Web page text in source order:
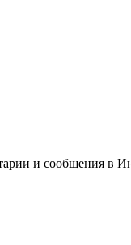
и сообщения в